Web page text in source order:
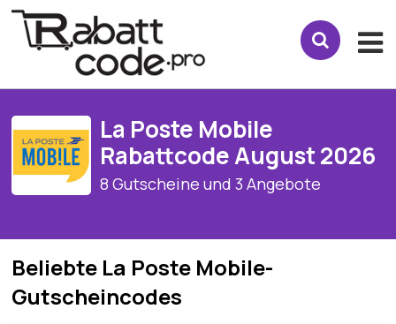
La Poste Mobile
Rabattcode August 2026
8 Gutscheine und 3 Angebote
Beliebte La Poste Mobile-
Gutscheincodes